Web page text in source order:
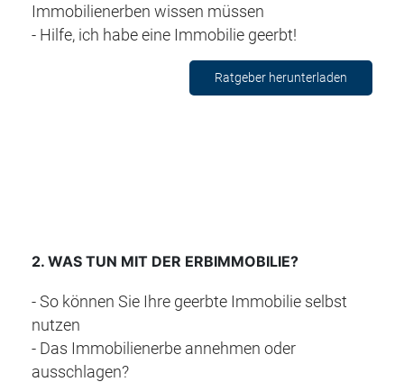
Immobilienerben wissen müssen
- Hilfe, ich habe eine Immobilie geerbt!
Ratgeber herunterladen
2. WAS TUN MIT DER ERBIMMOBILIE?
- So können Sie Ihre geerbte Immobilie selbst
nutzen
- Das Immobilienerbe annehmen oder
ausschlagen?